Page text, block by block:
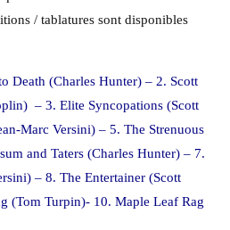
/ tablatures sont disponibles
Death (Charles Hunter) – 2. Scott
– 3. Elite Syncopations (Scott
Marc Versini) – 5. The Strenuous
and Taters (Charles Hunter) – 7.
– 8. The Entertainer (Scott
(Tom Turpin)- 10. Maple Leaf Rag